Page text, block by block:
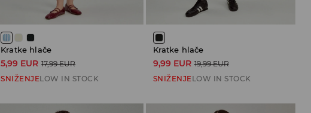
Kratke hlače
5,99 EUR 17,99 EUR
SNIŽENJELOW IN STOCK
Kratke hlače
9,99 EUR 19,99 EUR
SNIŽENJELOW IN STOCK